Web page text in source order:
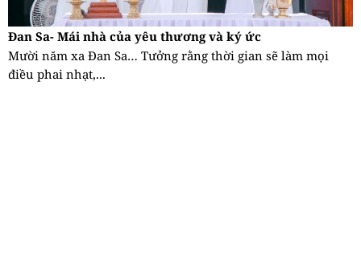
Đan Sa- Mái nhà của yêu thương và ký ức
Mười năm xa Đan Sa… Tưởng rằng thời gian sẽ làm mọi
điều phai nhạt,...